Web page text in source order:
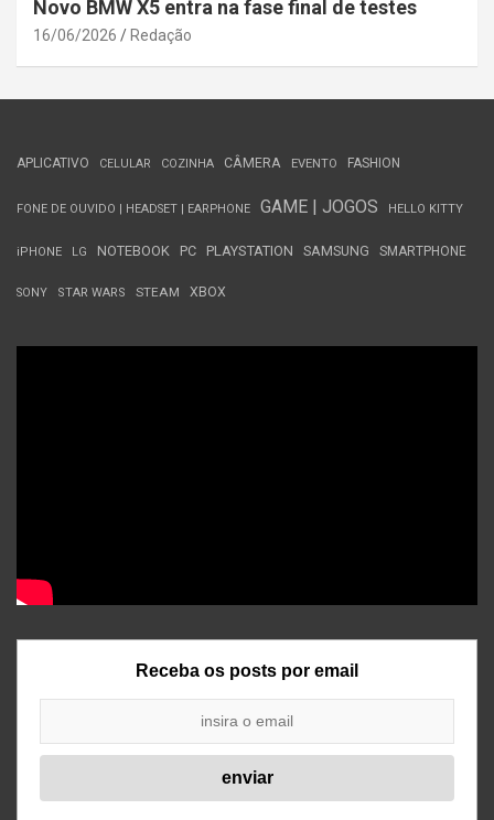
Novo BMW X5 entra na fase final de testes
16/06/2026 Redação
APLICATIVO CELULAR COZINHA CÂMERA EVENTO FASHION
FONE DE OUVIDO | HEADSET | EARPHONE GAME | JOGOS HELLO KITTY
iPHONE LG NOTEBOOK PC PLAYSTATION SAMSUNG SMARTPHONE
SONY STAR WARS STEAM XBOX
Receba os posts por email